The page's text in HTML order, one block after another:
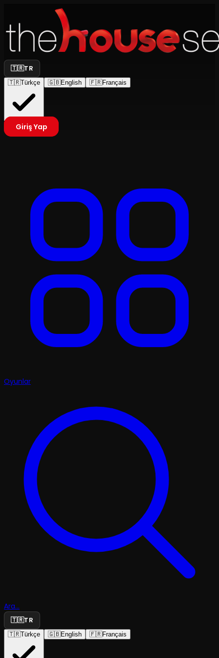
🇹🇷TR
🇹🇷Türkçe 🇬🇧English 🇫🇷Français
Giriş Yap
Oyunlar
Ara...
🇹🇷TR
🇹🇷Türkçe 🇬🇧English 🇫🇷Français